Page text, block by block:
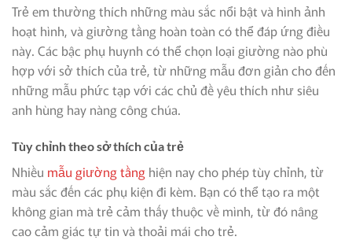
Trẻ em thường thích những màu sắc nổi bật và hình ảnh
hoạt hình, và giường tầng hoàn toàn có thể đáp ứng điều
này. Các bậc phụ huynh có thể chọn loại giường nào phù
hợp với sở thích của trẻ, từ những mẫu đơn giản cho đến
những mẫu phức tạp với các chủ đề yêu thích như siêu
anh hùng hay nàng công chúa.
Tùy chỉnh theo sở thích của trẻ
Nhiều mẫu giường tầng hiện nay cho phép tùy chỉnh, từ
màu sắc đến các phụ kiện đi kèm. Bạn có thể tạo ra một
không gian mà trẻ cảm thấy thuộc về mình, từ đó nâng
cao cảm giác tự tin và thoải mái cho trẻ.